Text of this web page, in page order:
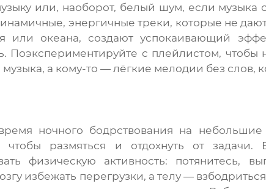
или, наоборот, белый шум, если музыка
энергичные треки, которые не
или океана, создают успокаивающий
Поэкспериментируйте с плейлистом,
а кому-то — лёгкие мелодии без слов,
ночного бодрствования на
чтобы размяться и отдохнуть от
физическую активность: потянитесь,
избежать перегрузки, а телу —